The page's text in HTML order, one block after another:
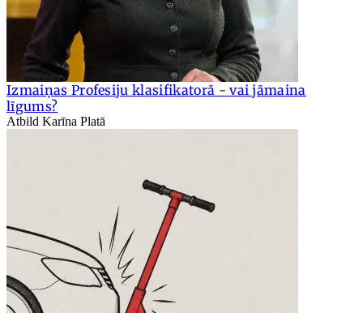
Izmaiņas Profesiju klasifikatorā - vai jāmaina
līgums?
Atbild Karīna Platā